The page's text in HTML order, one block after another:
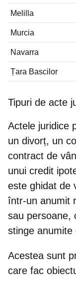
Melilla
Murcia
Navarra
Țara Bascilor
Tipuri de acte
Actele juridice
un divorț, un
contract de
unui credit
este ghidat de
într-un anumit
sau persoane,
stinge anumite
Acestea sunt
care fac